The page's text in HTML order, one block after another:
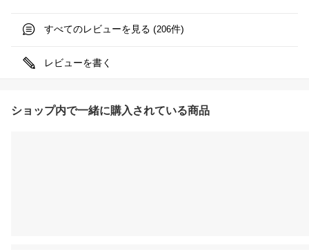
すべてのレビューを見る (206件)
レビューを書く
ショップ内で一緒に購入されている商品